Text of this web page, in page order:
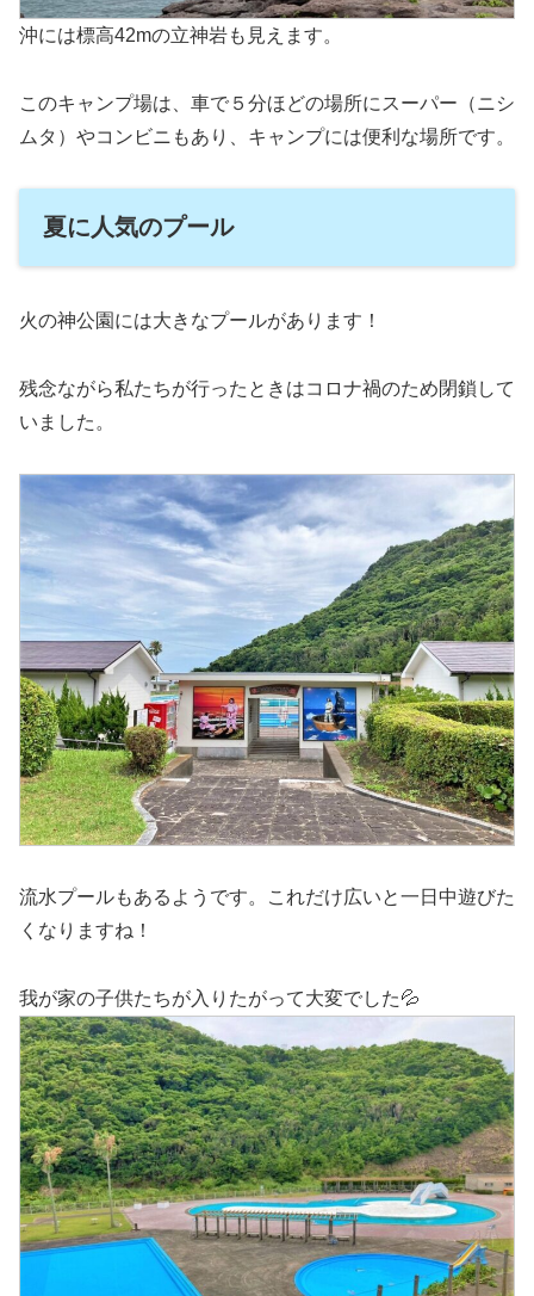
沖には標高42mの立神岩も見えます。
このキャンプ場は、車で５分ほどの場所にスーパー（ニシ
ムタ）やコンビニもあり、キャンプには便利な場所です。
夏に人気のプール
火の神公園には大きなプールがあります！
残念ながら私たちが行ったときはコロナ禍のため閉鎖して
いました。
流水プールもあるようです。これだけ広いと一日中遊びた
くなりますね！
我が家の子供たちが入りたがって大変でした💦